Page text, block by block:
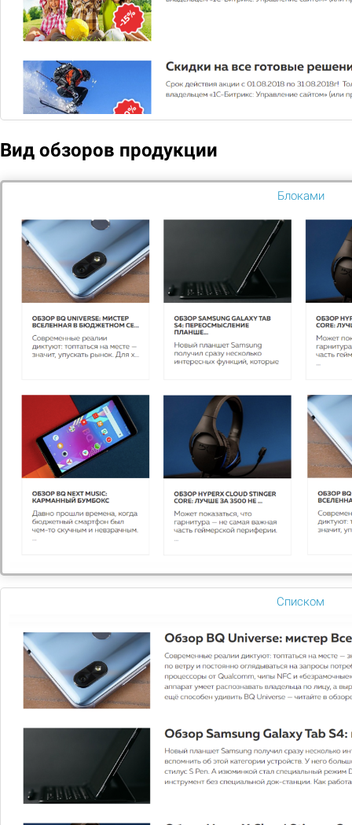
Вид обзоров продукции
Блоками
Списком
Мегаплан: тариф "Совместная работа"
Зарегистрируйте свою компанию и оцените все
преимущества работы в CRM Мегаплан. Для перехода
на другую редакцию достаточно оплатить разницу в
53 000
Сравнить В избранное
Вам нужна
консультация?
Если у вас остались вопросы, заполните
форму и наши специалисты в ближайшее
время свяжутся с вами
Задать вопрос
2026 © Digital компания
Все права защищены
Каталог Акции Компания Контакты